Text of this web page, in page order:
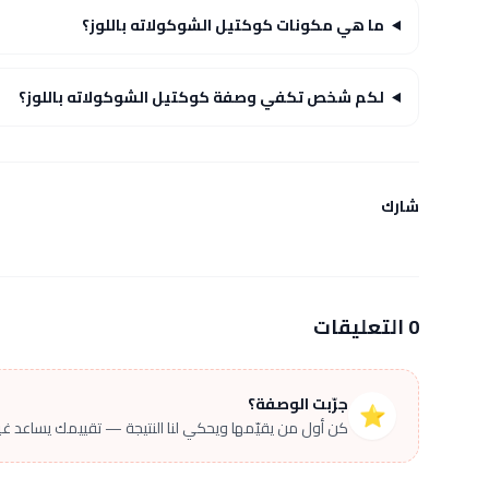
ما هي مكونات كوكتيل الشوكولاته باللوز؟
لكم شخص تكفي وصفة كوكتيل الشوكولاته باللوز؟
شارك
0 التعليقات
⭐ جرّبت الوصفة؟
كن أول من يقيّمها ويحكي لنا النتيجة — تقييمك يساعد